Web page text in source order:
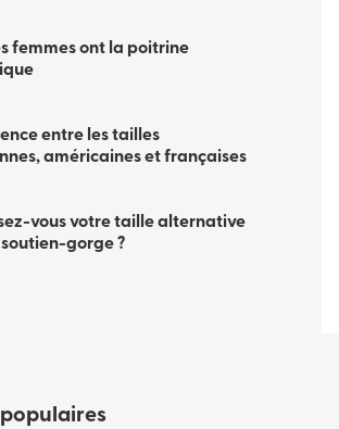
femmes ont la poitrine
entre les tailles
américaines et françaises
vous votre taille alternative
gorge ?